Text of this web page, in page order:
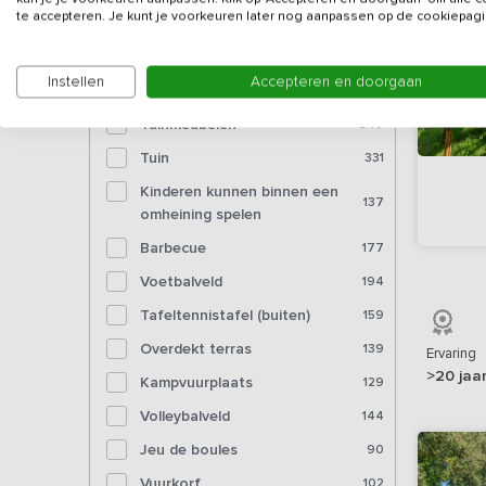
Bioscoop 11
Voorzieningen (buiten)
Tuinmeubelen
Tuin 331
Kinderen kunnen binnen een
omheining spelen
137
Barbecue 177
Voetbalveld 194
Tafeltennistafel (buiten) 159
Overdekt terras 139
Kampvuurplaats 129
Volleybalveld 144
Jeu de boules 90
102
Ervaring
>20
te accepteren. Je kunt je voorkeuren later nog aanpassen op de
Instellen Accepteren en doorgaan